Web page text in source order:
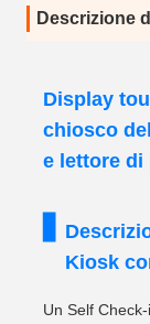
Descrizione
Display
chiosco
e lettore di
Kiosk
Un Self